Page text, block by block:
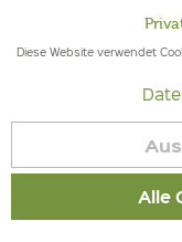
QUALITÄT AUS
Diese Website verwendet
Alle